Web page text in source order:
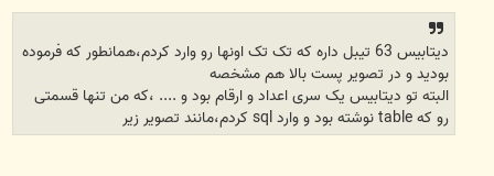
دیتابیس 63 تیبل داره که تک تک اونها رو وارد کردم،همانطور که فرموده
بودید و در تصویر پست بالا هم مشخصه
البته تو دیتابیس یک سری اعداد و ارقام بود و .... ،که من تنها قسمتی
رو که table نوشته بود و وارد sql کردم،مانند تصویر زیر